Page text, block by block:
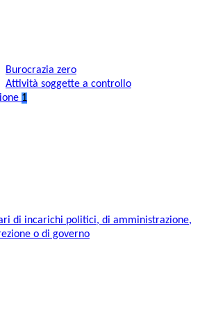
Burocrazia zero
Attività soggette a controllo
1
di incarichi politici, di amministrazione,
o di governo